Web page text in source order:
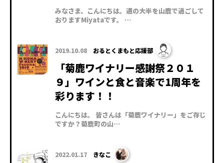
みなさま、こんにちは。週の大半を山鹿で過ごして
おりますMiyataです。 …
2019.10.08 おるとくまもと応援部
「菊鹿ワイナリー感謝祭２０１
９」ワインと食と音楽で1周年を
彩ります！！
こんにちは。 皆さんは「菊鹿ワイナリー」をご存じ
ですか？菊鹿町の山…
2022.01.17 きなこ